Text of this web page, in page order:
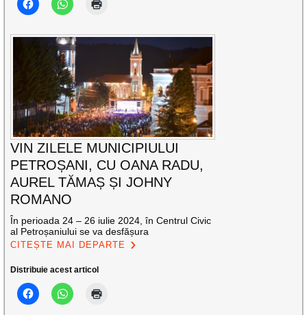
VIN ZILELE MUNICIPIULUI
PETROȘANI, CU OANA RADU,
AUREL TĂMAȘ ȘI JOHNY
ROMANO
În perioada 24 – 26 iulie 2024, în Centrul Civic
al Petroșaniului se va desfășura
CITEȘTE MAI DEPARTE
Distribuie acest articol